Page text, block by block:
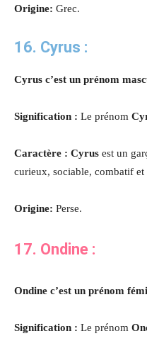
Origine: Grec.
16. Cyrus :
Cyrus c’est un prénom
Signification : Le prénom
Caractère : Cyrus est un
curieux, sociable, combatif et
Origine: Perse.
17. Ondine :
Ondine c’est un prénom
Signification : Le prénom